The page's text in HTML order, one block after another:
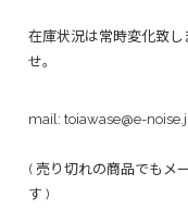
在庫状況は常時変化致
せ。
mail: toiawase@e-
( 売り切れの商品でもメ
す )